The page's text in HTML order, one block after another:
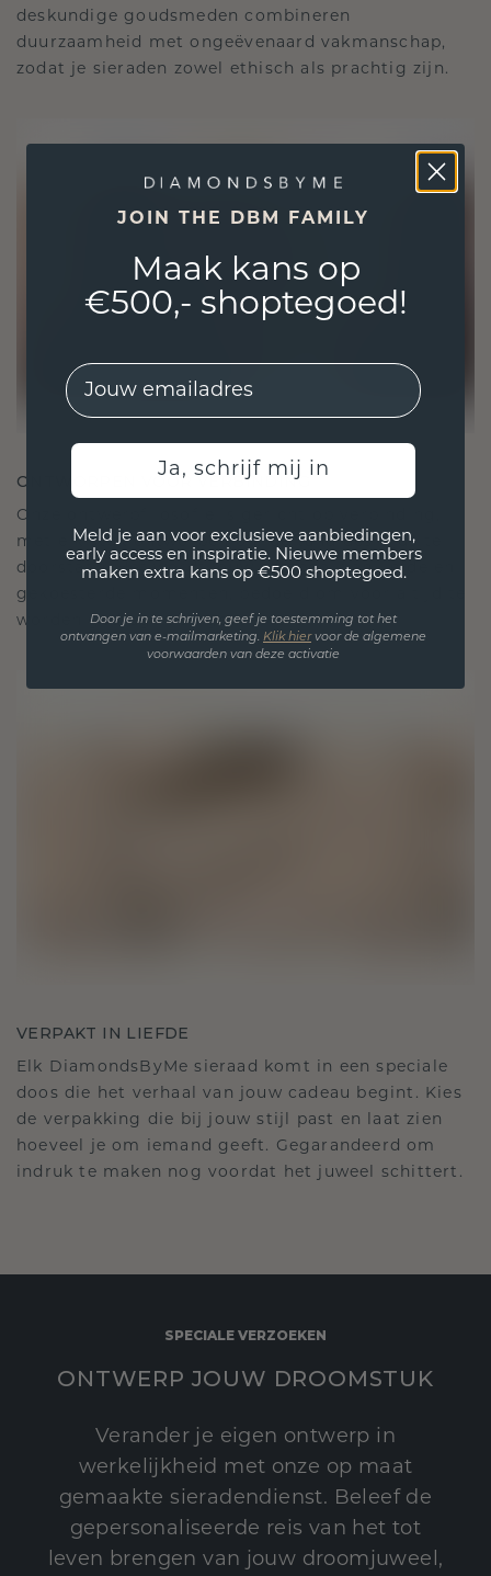
deskundige goudsmeden combineren
duurzaamheid met ongeëvenaard vakmanschap,
zodat je sieraden zowel ethisch als prachtig zijn.
ONTWORPEN VOOR VERBINDING
Onze ontwerpfilosofie is gericht op verbinding,
met elk stuk ontworpen om de tand des tijds te
doorstaan. Het wordt jouw symbool van liefde en
gekoesterde momenten, bedoeld om voor altijd te
worden gedragen en gekoesterd.
VERPAKT IN LIEFDE
Elk DiamondsByMe sieraad komt in een speciale
doos die het verhaal van jouw cadeau begint. Kies
de verpakking die bij jouw stijl past en laat zien
hoeveel je om iemand geeft. Gegarandeerd om
indruk te maken nog voordat het juweel schittert.
SPECIALE VERZOEKEN
ONTWERP JOUW DROOMSTUK
Verander je eigen ontwerp in
werkelijkheid met onze op maat
gemaakte sieradendienst. Beleef de
gepersonaliseerde reis van het tot
leven brengen van jouw droomjuweel,
JOIN THE DBM FAMILY
Maak kans op
€500,- shoptegoed!
EMail
Ja, schrijf mij in
Meld je aan voor exclusieve aanbiedingen,
early access en inspiratie. Nieuwe members
maken extra kans op €500 shoptegoed.
Door je in te schrijven, geef je toestemming tot het
ontvangen van e-mailmarketing. Klik hiervoor de algemene
voorwaarden van deze activatie